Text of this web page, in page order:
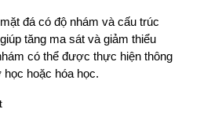
đá có độ nhám và cấu trúc
tăng ma sát và giảm thiểu
có thể được thực hiện thông
hoặc hóa học.